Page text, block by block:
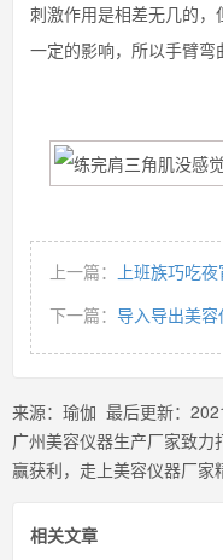
刺激作用是相差无几的
一定的影响，所以手臂弯
上一篇：
上班族巧吃
下一篇： 导入导出美容
来源： 瑜伽 最后更新：
广州美容仪器生产厂家致
赢获利，走上美容仪器厂家
相关文章